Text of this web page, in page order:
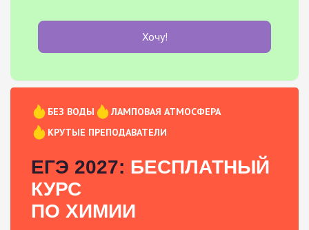
Хочу!
БЕЗ ВОДЫ
ЛАМПОВАЯ АТМОСФЕРА
КРУТЫЕ ПРЕПОДАВАТЕЛИ
ЕГЭ 2027: БЕСПЛАТНЫЙ
КУРС
ПО ХИМИИ